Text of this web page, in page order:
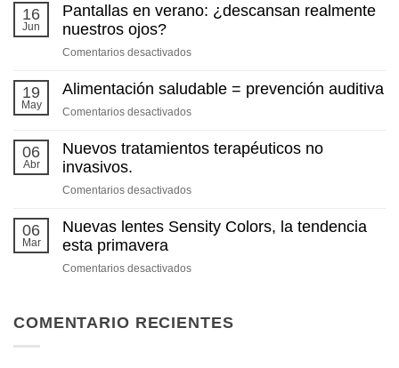
DE
16
Jun
Pantallas en verano: ¿descansan realmente
nuestros ojos?
Comentarios desactivadosen
en
nuestros
19
May
Alimentación saludable = prevención auditiva
Comentarios desactivadosen
saludable
auditiva
06
Abr
Nuevos tratamientos terapéuticos no
invasivos.
Comentarios desactivadosen
tratamientos
invasivos.
06
Mar
Nuevas lentes Sensity Colors, la tendencia
esta primavera
Comentarios desactivadosen
Sensity
COMENTARIO RECIENTES